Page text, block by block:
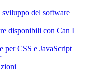
del software
disponibili con Can I
per CSS e JavaScript